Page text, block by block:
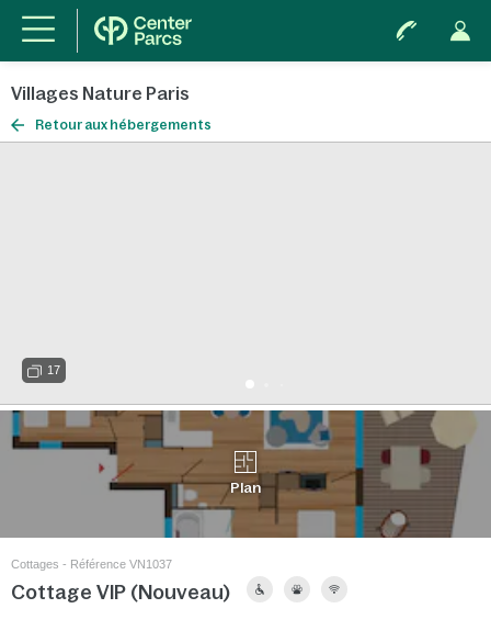
Villages Nature Paris
Retour aux hébergements
17
Plan
Cottages - Référence VN1037
Cottage VIP (Nouveau)